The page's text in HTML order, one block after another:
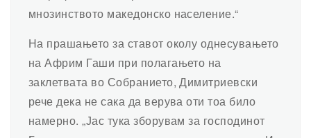
мнозинството македонско население.“
На прашањето за ставот околу однесувањето
на Африм Гаши при полагањето на
заклетвата во Собранието, Димитриевски
рече дека не сака да верува оти тоа било
намерно. „Јас тука зборувам за господинот